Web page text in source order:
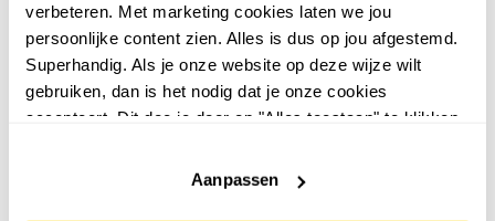
verbeteren. Met marketing cookies laten we jou
persoonlijke content zien. Alles is dus op jou afgestemd.
Superhandig. Als je onze website op deze wijze wilt
gebruiken, dan is het nodig dat je onze cookies
accepteert. Dit doe je door op "Alles toestaan" te klikken.
website niet optimaal functioneert.
Aanpassen